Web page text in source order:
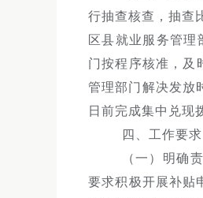
行抽查核查，抽查
区县就业服务管理
门按程序核准，及
管理部门解决发放
日前完成集中兑现
四、工作要求
（一）明确
要求积极开展补贴